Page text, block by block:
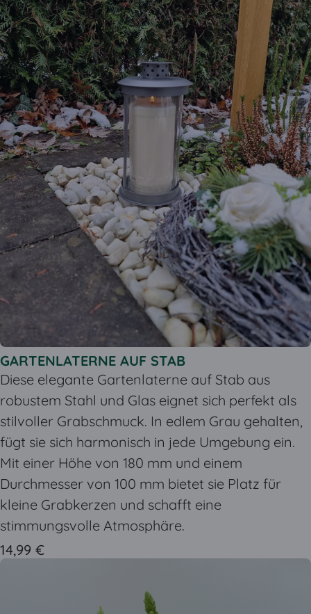
GARTENLATERNE AUF STAB
Diese elegante Gartenlaterne auf Stab aus
robustem Stahl und Glas eignet sich perfekt als
stilvoller Grabschmuck. In edlem Grau gehalten,
fügt sie sich harmonisch in jede Umgebung ein.
Mit einer Höhe von 180 mm und einem
Durchmesser von 100 mm bietet sie Platz für
kleine Grabkerzen und schafft eine
stimmungsvolle Atmosphäre.
14,99 €